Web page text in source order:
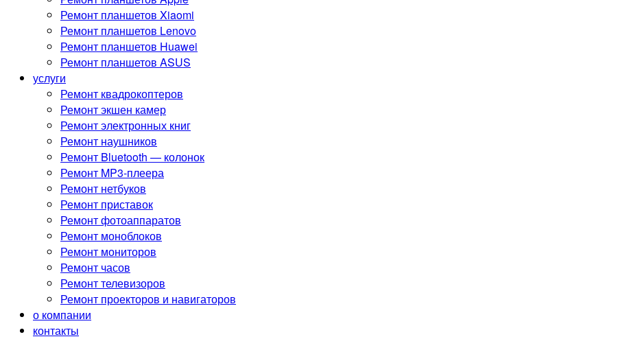
Ремонт планшетов Xiaomi
Ремонт планшетов Lenovo
Ремонт планшетов Huawei
Ремонт планшетов ASUS
услуги
Ремонт квадрокоптеров
Ремонт экшен камер
Ремонт электронных книг
Ремонт наушников
Ремонт Bluetooth — колонок
Ремонт MP3-плеера
Ремонт нетбуков
Ремонт приставок
Ремонт фотоаппаратов
Ремонт моноблоков
Ремонт мониторов
Ремонт часов
Ремонт телевизоров
Ремонт проекторов и навигаторов
о компании
контакты